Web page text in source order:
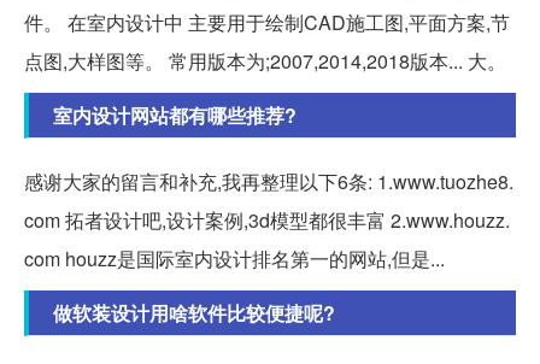
件。 在室内设计中 主要用于绘制CAD施工图,平面方案,节
点图,大样图等。 常用版本为;2007,2014,2018版本... 大。
室内设计网站都有哪些推荐?
感谢大家的留言和补充,我再整理以下6条: 1.www.tuozhe8.
com 拓者设计吧,设计案例,3d模型都很丰富 2.www.houzz.
com houzz是国际室内设计排名第一的网站,但是...
做软装设计用啥软件比较便捷呢?